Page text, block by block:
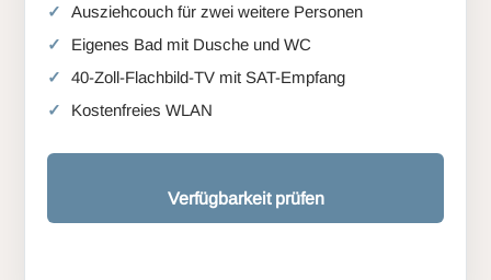
Ausziehcouch für zwei weitere Personen
Eigenes Bad mit Dusche und WC
40-Zoll-Flachbild-TV mit SAT-Empfang
Kostenfreies WLAN
Verfügbarkeit prüfen